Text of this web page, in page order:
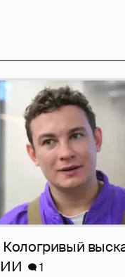
ИИ
1